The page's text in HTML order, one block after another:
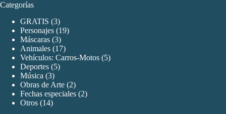
Categorías
GRATIS 33
productos
Personajes 1919
Máscaras 33
productos
Animales 1717
productos
Vehículos: Carros-Motos 55
Deportes 55
Música 33
productos
Obras de Arte 22
productos
Fechas especiales 22
Otros 1414